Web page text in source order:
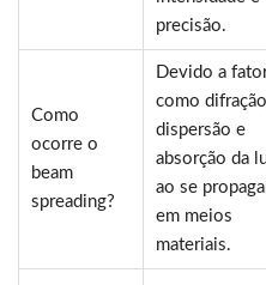
precisão.
Como
ocorre o
beam
spreading?
Devido a
como
dispersão e
absorção da
ao se
em meios
materiais.